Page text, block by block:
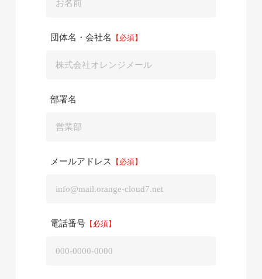
団体名・会社名
部署名
メールアドレス
電話番号